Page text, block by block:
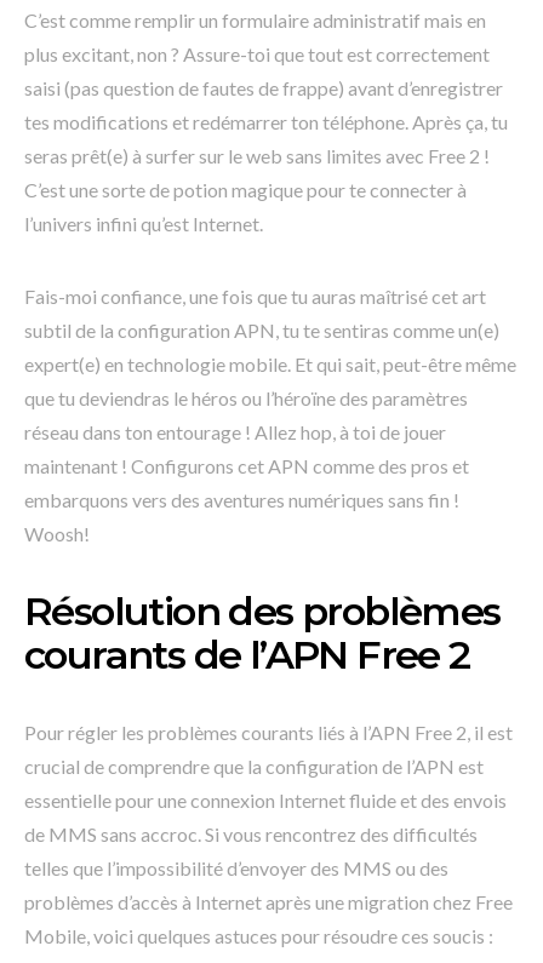
C’est comme remplir un formulaire administratif mais en
plus excitant, non ? Assure-toi que tout est correctement
saisi (pas question de fautes de frappe) avant d’enregistrer
tes modifications et redémarrer ton téléphone. Après ça, tu
seras prêt(e) à surfer sur le web sans limites avec Free 2 !
C’est une sorte de potion magique pour te connecter à
l’univers infini qu’est Internet.
Fais-moi confiance, une fois que tu auras maîtrisé cet art
subtil de la configuration APN, tu te sentiras comme un(e)
expert(e) en technologie mobile. Et qui sait, peut-être même
que tu deviendras le héros ou l’héroïne des paramètres
réseau dans ton entourage ! Allez hop, à toi de jouer
maintenant ! Configurons cet APN comme des pros et
embarquons vers des aventures numériques sans fin !
Woosh!
Résolution des problèmes
courants de l’APN Free 2
Pour régler les problèmes courants liés à l’APN Free 2, il est
crucial de comprendre que la configuration de l’APN est
essentielle pour une connexion Internet fluide et des envois
de MMS sans accroc. Si vous rencontrez des difficultés
telles que l’impossibilité d’envoyer des MMS ou des
problèmes d’accès à Internet après une migration chez Free
Mobile, voici quelques astuces pour résoudre ces soucis :